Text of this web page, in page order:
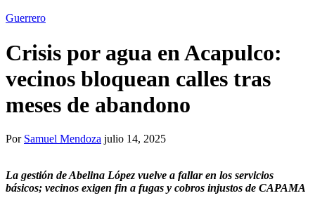
Guerrero
Crisis por agua en Acapulco:
vecinos bloquean calles tras
meses de abandono
Por Samuel Mendoza julio 14, 2025
La gestión de Abelina López vuelve a fallar en los servicios
básicos; vecinos exigen fin a fugas y cobros injustos de CAPAMA